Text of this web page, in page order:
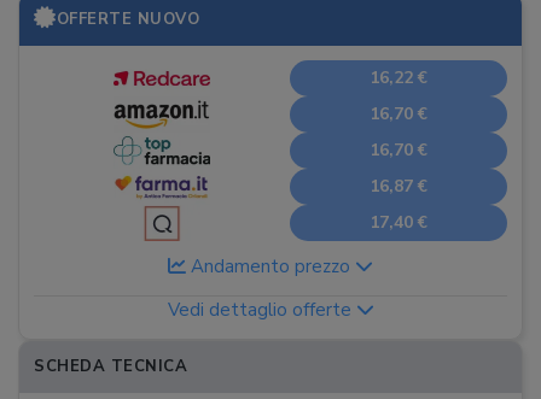
OFFERTE NUOVO
16,22 €
16,70 €
16,70 €
16,87 €
17,40 €
Andamento prezzo
Vedi dettaglio offerte
SCHEDA TECNICA